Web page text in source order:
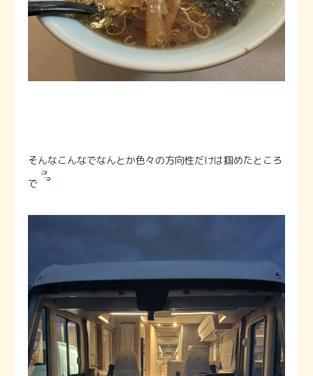
そんなこんなでなんとか色々の方向性だけは掴めたところ
で